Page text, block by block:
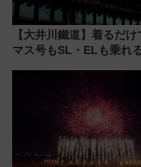
【大井川鐵道】着るだけ
マス号もSL・ELも乗れ